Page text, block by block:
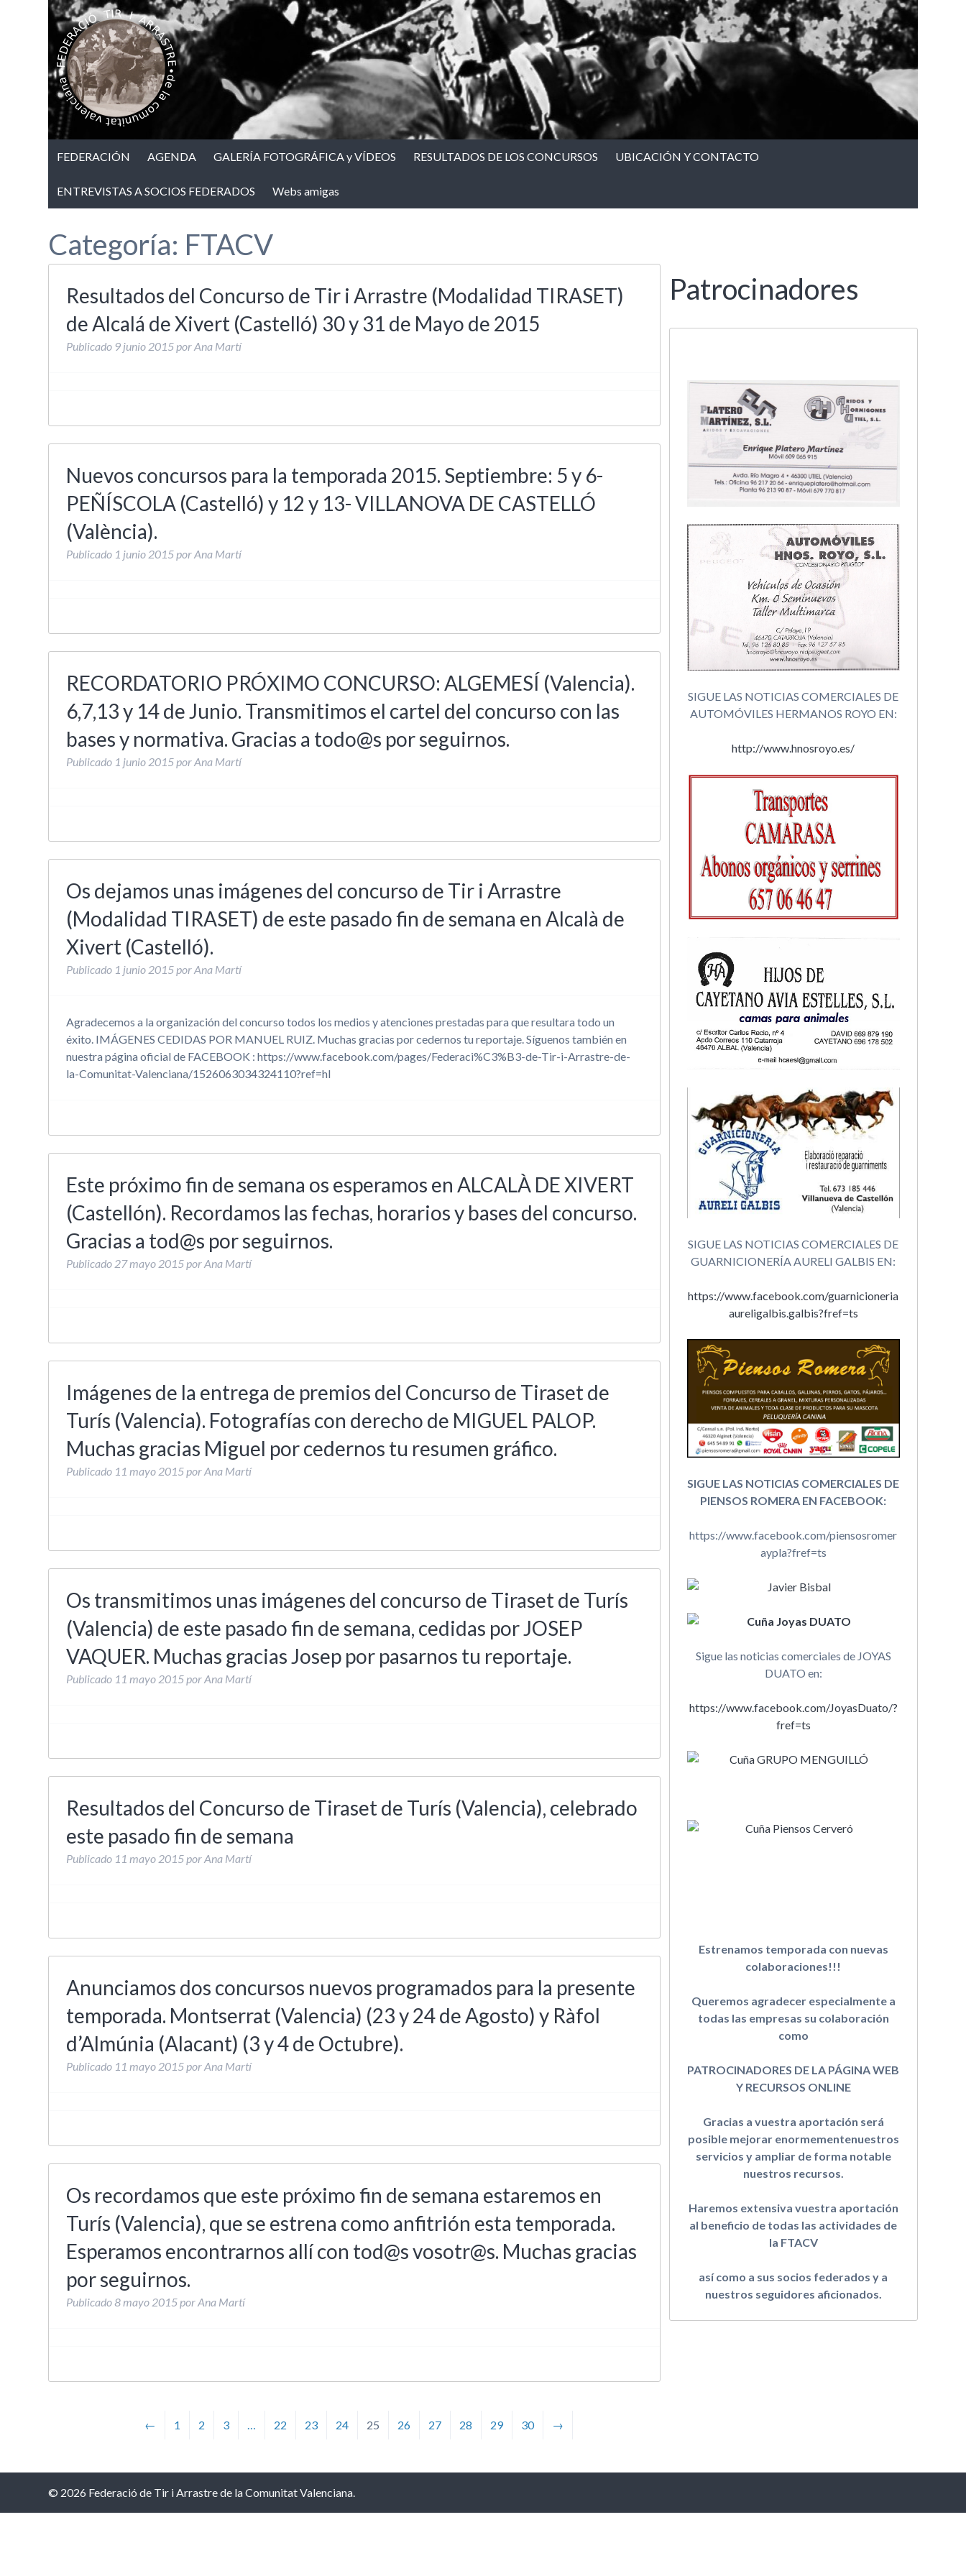
FEDERACIÓN AGENDA GALERÍA FOTOGRÁFICA y VÍDEOS RESULTADOS DE LOS CONCURSOS UBICACIÓN Y CONTACTO
ENTREVISTAS A SOCIOS FEDERADOS Webs amigas
Categoría: FTACV
Resultados del Concurso de Tir i Arrastre (Modalidad TIRASET)
de Alcalá de Xivert (Castelló) 30 y 31 de Mayo de 2015
Publicado 9 junio 2015 porAna Martí
Nuevos concursos para la temporada 2015. Septiembre: 5 y 6-
PEÑÍSCOLA (Castelló) y 12 y 13- VILLANOVA DE CASTELLÓ
(València).
Publicado 1 junio 2015 porAna Martí
RECORDATORIO PRÓXIMO CONCURSO: ALGEMESÍ (Valencia).
6,7,13 y 14 de Junio. Transmitimos el cartel del concurso con las
bases y normativa. Gracias a todo@s por seguirnos.
Publicado 1 junio 2015 porAna Martí
Os dejamos unas imágenes del concurso de Tir i Arrastre
(Modalidad TIRASET) de este pasado fin de semana en Alcalà de
Xivert (Castelló).
Publicado 1 junio 2015 porAna Martí
Agradecemos a la organización del concurso todos los medios y atenciones prestadas para que resultara todo un
éxito. IMÁGENES CEDIDAS POR MANUEL RUIZ. Muchas gracias por cedernos tu reportaje. Síguenos también en
nuestra página oficial de FACEBOOK : https://www.facebook.com/pages/Federaci%C3%B3-de-Tir-i-Arrastre-de-
la-Comunitat-Valenciana/1526063034324110?ref=hl
Este próximo fin de semana os esperamos en ALCALÀ DE XIVERT
(Castellón). Recordamos las fechas, horarios y bases del concurso.
Gracias a tod@s por seguirnos.
Publicado 27 mayo 2015 porAna Martí
Imágenes de la entrega de premios del Concurso de Tiraset de
Turís (Valencia). Fotografías con derecho de MIGUEL PALOP.
Muchas gracias Miguel por cedernos tu resumen gráfico.
Publicado 11 mayo 2015 porAna Martí
Os transmitimos unas imágenes del concurso de Tiraset de Turís
(Valencia) de este pasado fin de semana, cedidas por JOSEP
VAQUER. Muchas gracias Josep por pasarnos tu reportaje.
Publicado 11 mayo 2015 porAna Martí
Resultados del Concurso de Tiraset de Turís (Valencia), celebrado
este pasado fin de semana
Publicado 11 mayo 2015 porAna Martí
Anunciamos dos concursos nuevos programados para la presente
temporada. Montserrat (Valencia) (23 y 24 de Agosto) y Ràfol
d’Almúnia (Alacant) (3 y 4 de Octubre).
Publicado 11 mayo 2015 porAna Martí
Os recordamos que este próximo fin de semana estaremos en
Turís (Valencia), que se estrena como anfitrión esta temporada.
Esperamos encontrarnos allí con tod@s vosotr@s. Muchas gracias
por seguirnos.
Publicado8 mayo 2015 porAna Martí
← 1 2 3 … 22 23 24 25 26 27 28 29 30 →
Patrocinadores
SIGUE LAS NOTICIAS COMERCIALES DE
AUTOMÓVILES HERMANOS ROYO EN:
http://www.hnosroyo.es/
SIGUE LAS NOTICIAS COMERCIALES DE
GUARNICIONERÍA AURELI GALBIS EN:
https://www.facebook.com/guarnicioneria
aureligalbis.galbis?fref=ts
SIGUE LAS NOTICIAS COMERCIALES DE
PIENSOS ROMERA EN FACEBOOK:
https://www.facebook.com/piensosromer
aypla?fref=ts
Sigue las noticias comerciales de JOYAS
DUATO en:
https://www.facebook.com/JoyasDuato/?
fref=ts
Estrenamos temporada con nuevas
colaboraciones!!!
Queremos agradecer especialmente a
todas las empresas su colaboración
como
PATROCINADORES DE LA PÁGINA WEB
Y RECURSOS ONLINE
Gracias a vuestra aportación será
posible mejorar enormementenuestros
servicios y ampliar de forma notable
nuestros recursos.
Haremos extensiva vuestra aportación
al beneficio de todas las actividades de
la FTACV
así como a sus socios federados y a
nuestros seguidores aficionados.
© 2026 Federació de Tir i Arrastre de la Comunitat Valenciana.